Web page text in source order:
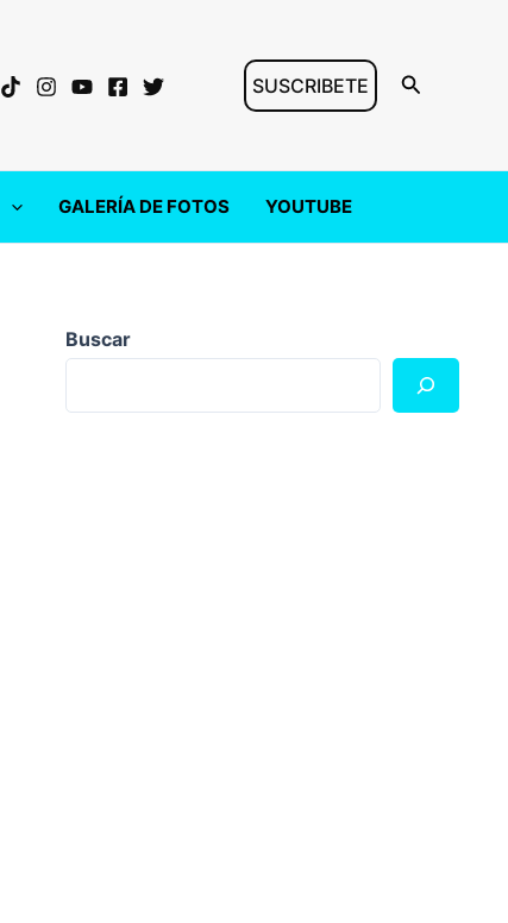
SUSCRIBETE Buscar
GALERÍA DE FOTOS YOUTUBE
Buscar